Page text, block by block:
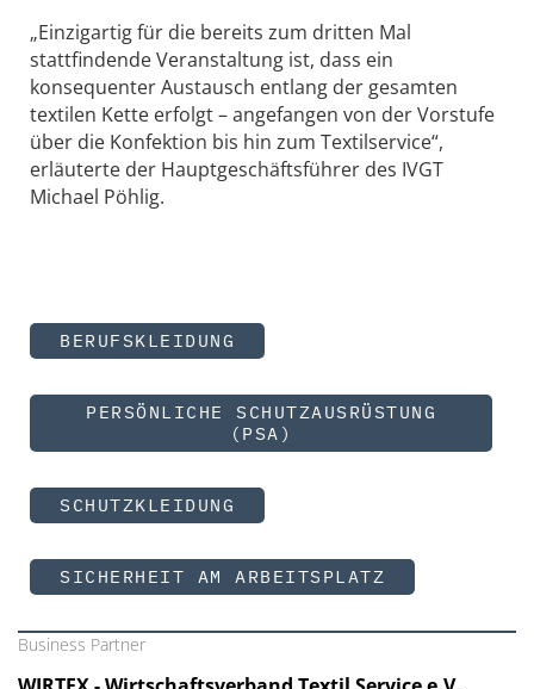
„Einzigartig für die bereits zum dritten Mal
stattfindende Veranstaltung ist, dass ein
konsequenter Austausch entlang der gesamten
textilen Kette erfolgt – angefangen von der Vorstufe
über die Konfektion bis hin zum Textilservice“,
erläuterte der Hauptgeschäftsführer des IVGT
Michael Pöhlig.
BERUFSKLEIDUNG
PERSÖNLICHE SCHUTZAUSRÜSTUNG
(PSA)
SCHUTZKLEIDUNG
SICHERHEIT AM ARBEITSPLATZ
Business Partner